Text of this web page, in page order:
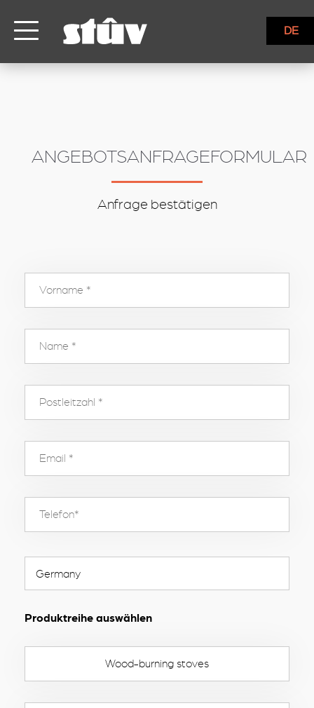
DE
ANGEBOTSANFRAGEFORMULAR
Anfrage bestätigen
Produktreihe auswählen
Wood-burning stoves